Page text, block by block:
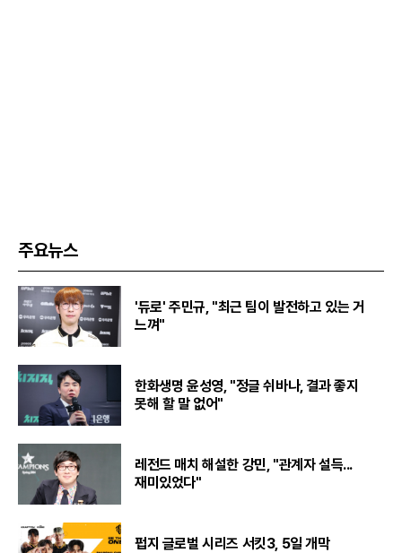
주요뉴스
'듀로' 주민규, "최근 팀이 발전하고 있는 거
느껴"
한화생명 윤성영, "정글 쉬바나, 결과 좋지
못해 할 말 없어"
레전드 매치 해설한 강민, "관계자 설득...
재미있었다"
펍지 글로벌 시리즈 서킷3, 5일 개막